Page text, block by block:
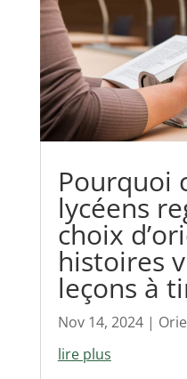
Pourquoi
lycéens
choix
histoires
leçons à
Nov 14, 2024|
lire plus